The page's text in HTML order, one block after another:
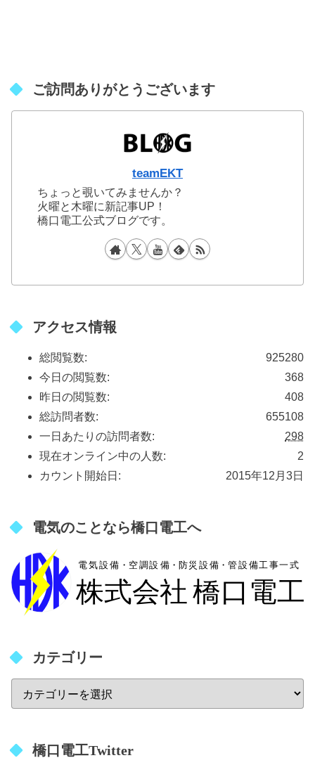
ご訪問ありがとうございます
teamEKT
ちょっと覗いてみませんか？
火曜と木曜に新記事UP！
橋口電工公式ブログです。
アクセス情報
925280
総閲覧数:
368
今日の閲覧数:
408
昨日の閲覧数:
655108
総訪問者数:
298
一日あたりの訪問者数:
2
現在オンライン中の人数:
2015年12月3日
カウント開始日:
電気のことなら橋口電工へ
カテゴリー
橋口電工Twitter